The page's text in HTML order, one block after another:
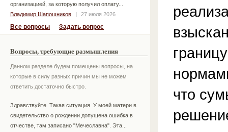
организацией, за которую получил оплату...
Владимир Шапошников
| 27 июля 2026
Все вопросы Задать вопрос
Вопросы, требующие размышления
Данном разделе будем помещены вопросы, на
которые в силу разных причин мы не можем
ответить достаточно быстро.
Здравствуйте. Такая ситуация. У моей матери в
свидетельство о рождении допущена ошибка в
отчестве, там записано "Мечеславна". Эта...
что